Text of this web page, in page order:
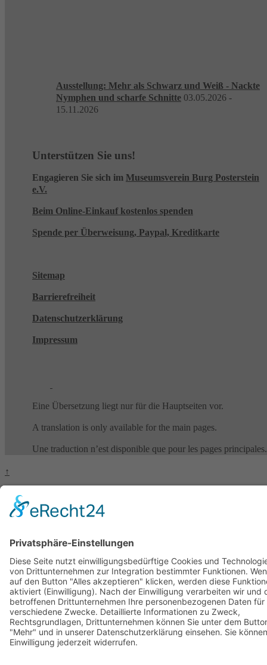
Ausstellung: Mehr als Schwarz und Weiß - Nackte
Nymphen und scharfe Schnitte 03.05.2026 -
15.11.2026
Unterstützen Sie uns!
Engagieren Sie sich im Museumsverein Burg Posterstein
e.V.
Beim Online-Einkauf kostenlos spenden
Spende per Überweisung, Paypal, Kreditkarte
Sitemap
Barrierefreiheit
Datenschutzerklärung
Impressum
Eine Übersetzung liegt nur für die Hauptseiten vor.
A translation is only available for the main pages.
Une traduction n’est disponible que pour les pages principales.
↑